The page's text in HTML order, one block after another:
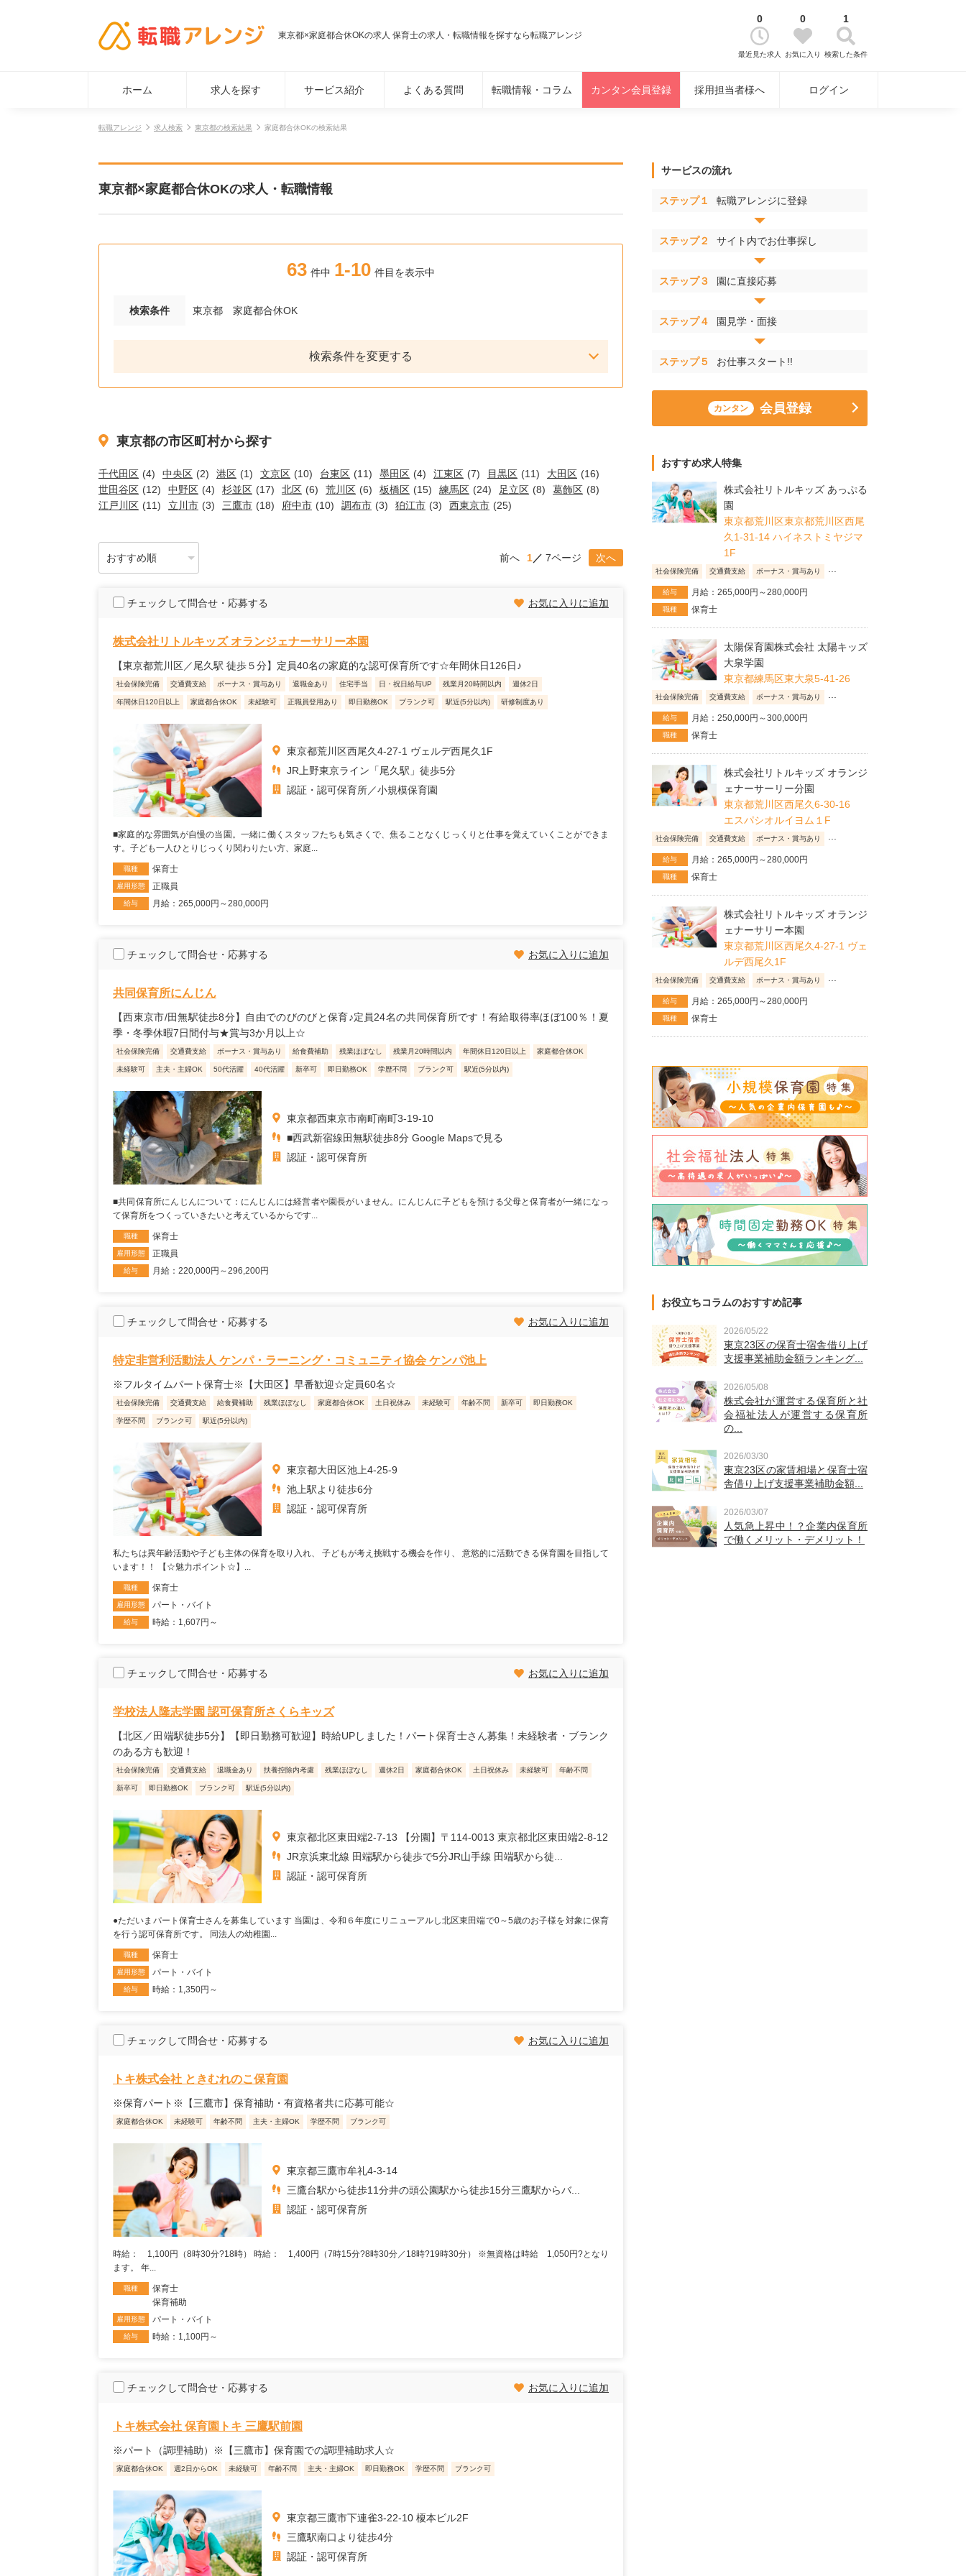
東京都×家庭都合休OKの求人 保育士の求人・転職情報を探すなら転職アレンジ
0
最近見た求人
0
お気に入り
1
検索した条件
ホーム 求人を探す サービス紹介 よくある質問 転職情報・コラム カンタン会員登録 採用担当者様へ ログイン
転職アレンジ 求人検索 東京都の検索結果 家庭都合休OKの検索結果
東京都×家庭都合休OKの求人・転職情報
63 件中 1-10 件目を表示中
検索条件 東京都 家庭都合休OK
検索条件を変更する
東京都の市区町村から探す
千代田区 (4) 中央区 (2) 港区 (1) 文京区 (10) 台東区 (11) 墨田区 (4) 江東区 (7) 目黒区 (11) 大田区 (16)
世田谷区 (12) 中野区 (4) 杉並区 (17) 北区 (6) 荒川区 (6) 板橋区 (15) 練馬区 (24) 足立区 (8) 葛飾区 (8)
江戸川区 (11) 立川市 (3) 三鷹市 (18) 府中市 (10) 調布市 (3) 狛江市 (3) 西東京市 (25)
前へ 1 7ページ 次へ
チェックして問合せ・応募する お気に入りに追加
株式会社リトルキッズ オランジェナーサリー本園
【東京都荒川区／尾久駅 徒歩５分】定員40名の家庭的な認可保育所です☆年間休日126日♪
社会保険完備 交通費支給 ボーナス・賞与あり 退職金あり 住宅手当 日・祝日給与UP 残業月20時間以内 週休2日
年間休日120日以上 家庭都合休OK 未経験可 正職員登用あり 即日勤務OK ブランク可 駅近(5分以内) 研修制度あり
東京都荒川区西尾久4-27-1 ヴェルデ西尾久1F
JR上野東京ライン「尾久駅」徒歩5分
認証・認可保育所
小規模保育園
■家庭的な雰囲気が自慢の当園。一緒に働くスタッフたちも気さくで、焦ることなくじっくりと仕事を覚えていくことができま
す。子ども一人ひとりじっくり関わりたい方、家庭...
職種 保育士
雇用形態 正職員
給与 月給：265,000円～280,000円
チェックして問合せ・応募する お気に入りに追加
共同保育所にんじん
【西東京市/田無駅徒歩8分】自由でのびのびと保育♪定員24名の共同保育所です！有給取得率ほぼ100％！夏
季・冬季休暇7日間付与★賞与3か月以上☆
社会保険完備 交通費支給 ボーナス・賞与あり 給食費補助 残業ほぼなし 残業月20時間以内 年間休日120日以上 家庭都合休OK
未経験可 主夫・主婦OK 50代活躍 40代活躍 新卒可 即日勤務OK 学歴不問 ブランク可 駅近(5分以内)
東京都西東京市南町南町3-19-10
■西武新宿線田無駅徒歩8分 Google Mapsで見る
認証・認可保育所
■共同保育所にんじんについて：にんじんには経営者や園長がいません。にんじんに子どもを預ける父母と保育者が一緒になっ
て保育所をつくっていきたいと考えているからです...
職種 保育士
雇用形態 正職員
給与 月給：220,000円～296,200円
チェックして問合せ・応募する お気に入りに追加
特定非営利活動法人 ケンパ・ラーニング・コミュニティ協会 ケンパ池上
※フルタイムパート保育士※【大田区】早番歓迎☆定員60名☆
社会保険完備 交通費支給 給食費補助 残業ほぼなし 家庭都合休OK 土日祝休み 未経験可 年齢不問 新卒可 即日勤務OK
学歴不問 ブランク可 駅近(5分以内)
東京都大田区池上4-25-9
池上駅より徒歩6分
認証・認可保育所
私たちは異年齢活動や子ども主体の保育を取り入れ、 子どもが考え挑戦する機会を作り、 意慾的に活動できる保育園を目指して
います！！ 【☆魅力ポイント☆】...
職種 保育士
雇用形態 パート・バイト
給与 時給：1,607円～
チェックして問合せ・応募する お気に入りに追加
学校法人隆志学園 認可保育所さくらキッズ
【北区／田端駅徒步5分】【即日勤務可歓迎】時給UPしました！パート保育士さん募集！未経験者・ブランク
のある方も歓迎！
社会保険完備 交通費支給 退職金あり 扶養控除内考慮 残業ほぼなし 週休2日 家庭都合休OK 土日祝休み 未経験可 年齢不問
新卒可 即日勤務OK ブランク可 駅近(5分以内)
東京都北区東田端2-7-13 【分園】〒114-0013 東京都北区東田端2-8-12
JR京浜東北線 田端駅から徒歩で5分JR山手線 田端駅から徒...
認証・認可保育所
●ただいまパート保育士さんを募集しています 当園は、令和６年度にリニューアルし北区東田端で0～5歳のお子様を対象に保育
を行う認可保育所です。 同法人の幼稚園...
職種 保育士
雇用形態 パート・バイト
給与 時給：1,350円～
チェックして問合せ・応募する お気に入りに追加
トキ株式会社 ときむれのこ保育園
※保育パート※【三鷹市】保育補助・有資格者共に応募可能☆
家庭都合休OK 未経験可 年齢不問 主夫・主婦OK 学歴不問 ブランク可
東京都三鷹市牟礼4-3-14
三鷹台駅から徒歩11分井の頭公園駅から徒歩15分三鷹駅からバ...
認証・認可保育所
時給： 1,100円（8時30分?18時） 時給： 1,400円（7時15分?8時30分／18時?19時30分） ※無資格は時給 1,050円?となり
ます。 年...
職種
保育士
保育補助
雇用形態 パート・バイト
給与 時給：1,100円～
チェックして問合せ・応募する お気に入りに追加
トキ株式会社 保育園トキ 三鷹駅前園
※パート（調理補助）※【三鷹市】保育園での調理補助求人☆
家庭都合休OK 週2日からOK 未経験可 年齢不問 主夫・主婦OK 即日勤務OK 学歴不問 ブランク可
東京都三鷹市下連雀3-22-10 榎本ビル2F
三鷹駅南口より徒歩4分
認証・認可保育所
サービスの流れ
ステップ１ 転職アレンジに登録
ステップ２ サイト内でお仕事探し
ステップ３ 園に直接応募
ステップ４ 園見学・面接
ステップ５ お仕事スタート!!
カンタン 会員登録
おすすめ求人特集
株式会社リトルキッズ あっぷる
園
東京都荒川区東京都荒川区西尾
久1-31-14 ハイネストミヤジマ
1F
社会保険完備 交通費支給 ボーナス・賞与あり
給与 月給：265,000円～280,000円
職種 保育士
太陽保育園株式会社 太陽キッズ
大泉学園
東京都練馬区東大泉5-41-26
社会保険完備 交通費支給 ボーナス・賞与あり
給与 月給：250,000円～300,000円
職種 保育士
株式会社リトルキッズ オランジ
ェナーサーリー分園
東京都荒川区西尾久6-30-16
エスパシオルイヨム１F
社会保険完備 交通費支給 ボーナス・賞与あり
給与 月給：265,000円～280,000円
職種 保育士
株式会社リトルキッズ オランジ
ェナーサリー本園
東京都荒川区西尾久4-27-1 ヴェ
ルデ西尾久1F
社会保険完備 交通費支給 ボーナス・賞与あり
給与 月給：265,000円～280,000円
職種 保育士
お役立ちコラムのおすすめ記事
2026/05/22
東京23区の保育士宿舎借り上げ
支援事業補助金額ランキング...
2026/05/08
株式会社が運営する保育所と社
会福祉法人が運営する保育所
の...
2026/03/30
東京23区の家賃相場と保育士宿
舎借り上げ支援事業補助金額...
2026/03/07
人気急上昇中！？企業内保育所
で働くメリット・デメリット！